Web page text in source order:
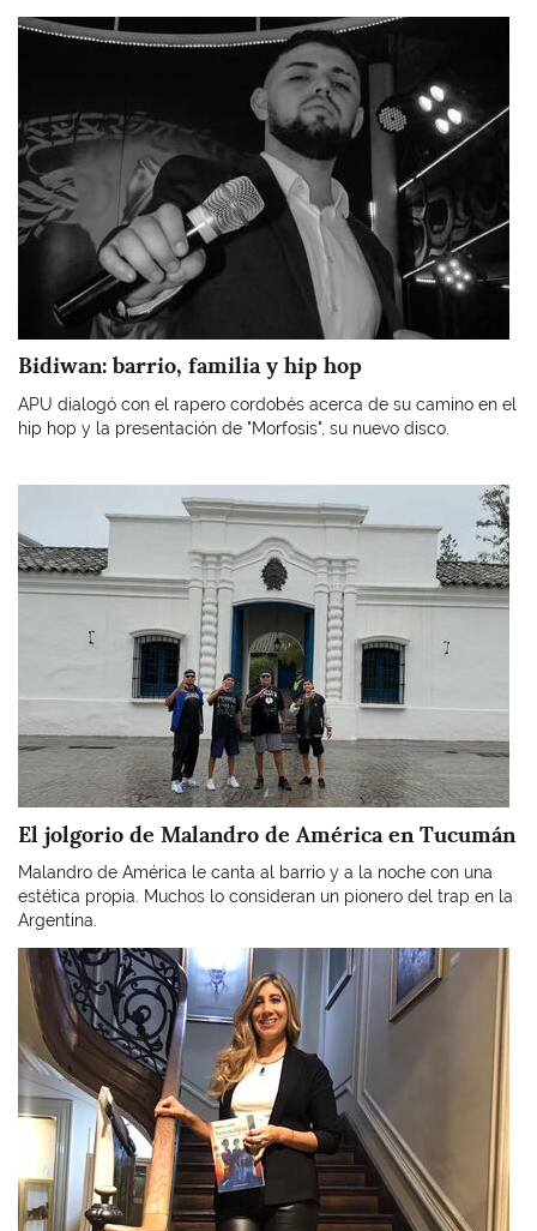
Imagen
Bidiwan: barrio, familia y hip hop
APU dialogó con el rapero cordobés acerca de su camino en el
hip hop y la presentación de "Morfosis", su nuevo disco.
El jolgorio de Malandro de América en Tucumán
Malandro de América le canta al barrio y a la noche con una
estética propia. Muchos lo consideran un pionero del trap en la
Argentina.
Imagen